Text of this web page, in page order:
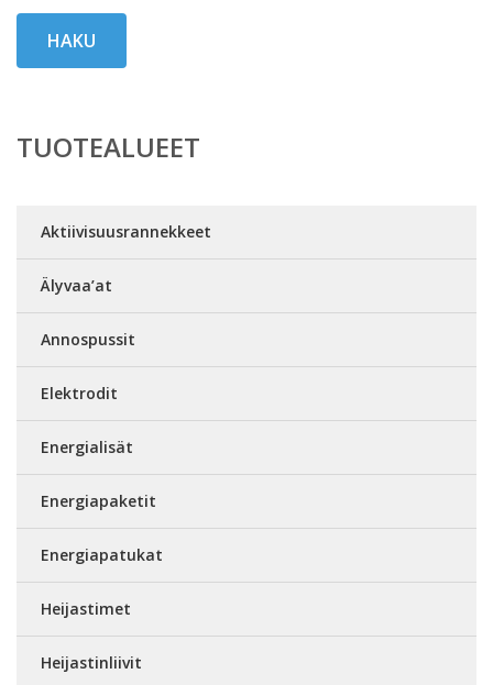
HAKU
TUOTEALUEET
Aktiivisuusrannekkeet
Älyvaa’at
Annospussit
Elektrodit
Energialisät
Energiapaketit
Energiapatukat
Heijastimet
Heijastinliivit